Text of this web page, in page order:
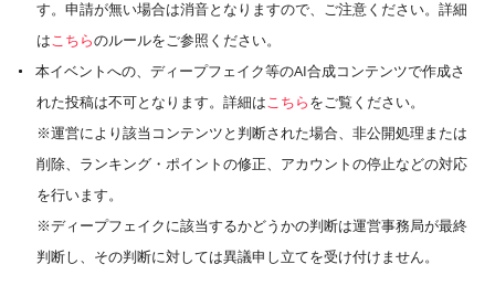
す。申請が無い場合は消音となりますので、ご注意ください。詳細
はこちらのルールをご参照ください。
本イベントへの、ディープフェイク等のAI合成コンテンツで作成さ
れた投稿は不可となります。詳細はこちらをご覧ください。
※運営により該当コンテンツと判断された場合、非公開処理または
削除、ランキング・ポイントの修正、アカウントの停止などの対応
を行います。
※ディープフェイクに該当するかどうかの判断は運営事務局が最終
判断し、その判断に対しては異議申し立てを受け付けません。